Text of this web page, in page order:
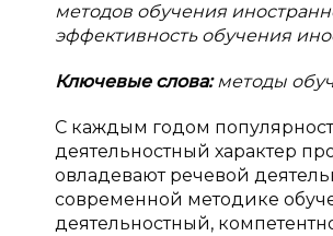
методов обучения
эффективность обучения
Ключевые слова:методы
С каждым годом
деятельностный характер
овладевают речевой
современной методике
деятельностный,